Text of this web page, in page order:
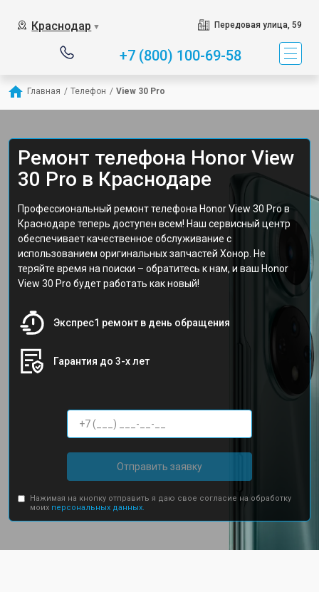
Краснодар ▼ Передовая улица, 59
+7 (800) 100-69-58
Главная / Телефон / View 30 Pro
Ремонт телефона Honor View
30 Pro в Краснодаре
Профессиональный ремонт телефона Honor View 30 Pro в
Краснодаре теперь доступен всем! Наш сервисный центр
обеспечивает качественное обслуживание с
использованием оригинальных запчастей Хонор. Не
теряйте время на поиски – обратитесь к нам, и ваш Honor
View 30 Pro будет работать как новый!
Экспрес1 ремонт в день обращения
Гарантия до 3-х лет
Отправить заявку
Нажимая на кнопку отправить я даю свое согласие на обработку
моих персональных данных.